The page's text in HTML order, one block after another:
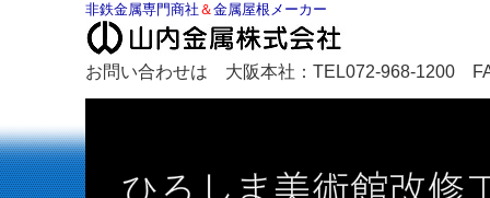
非鉄金属専門商社 ＆金属屋根メーカー
お問い合わせは 大阪本社：TEL072-968-1200